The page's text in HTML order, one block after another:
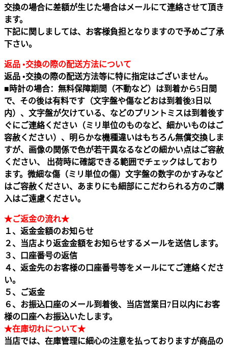
交換の場合に差額が生じた場合はメールにて連絡させて頂き
ます。
下記に関しましては、お客様負担となりますので予めご了承
下さい。
返品 •交換の際の配送方法について
返品 •交換の際の配送方法等に特に指定はございません。
■時計の場合：無料保障期間（不動など）は到着から5日間
で、その後は有料です（文字盤や傷などおは到着後3日以
内）、文字盤が欠けている、などのプリントミスは到着後す
ぐにご連絡ください（ミリ単位のものなど、細かいものはご
容赦ください）、明らかな機種違いはもちろん無償交換しま
すが、画像の関係で色が若干異なるなどの細かい点はご容赦
ください、 出荷時に確認できる範囲でチェックはしており
ます。微細な傷（ミリ単位の傷）文字盤の数字のかすみなど
はご容赦ください、あまりにも細部にこだわられる方のご購
入はご遠慮ください。
★ご返金の流れ★
１、返金金額のお知らせ
２、当店より返金金額をお知らせするメールを送信します。
３、口座番号の返信
４、返金先のお客様の口座番号等をメールにてご連絡くださ
い。
５、ご返金
６、お振込口座のメール到着後、当店営業日7日以内にお客
様の口座へお振込いたします。
★在庫切れについて★
当店では、在庫管理に細心の注意を払っておりますが商品の